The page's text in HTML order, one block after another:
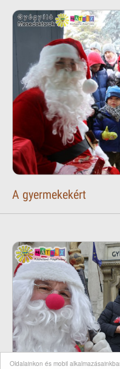
Oldalainkon és mobil
A gyermekekért